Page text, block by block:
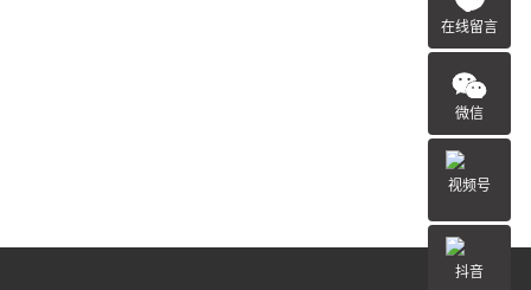
在线留言
微信
视频号
抖音